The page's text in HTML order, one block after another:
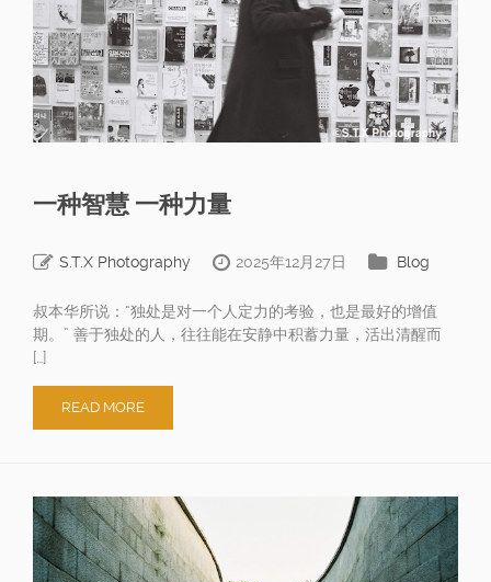
一种智慧 一种力量
S.T.X Photography 2025年12月27日 Blog
叔本华所说：“独处是对一个人定力的考验，也是最好的增值
期。” 善于独处的人，往往能在安静中积蓄力量，活出清醒而
[…]
READ MORE